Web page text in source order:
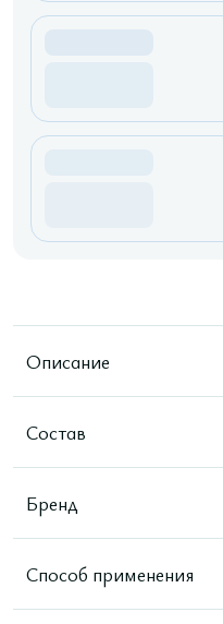
Описание
Состав
Бренд
Способ применения